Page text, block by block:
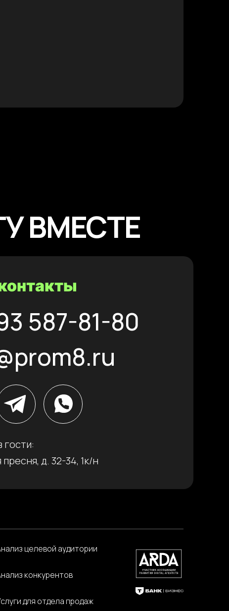
ВМЕСТЕ
587-81-80
гости:
д. 32-34, 1к/н
целевой аудитории
конкурентов
для отдела продаж